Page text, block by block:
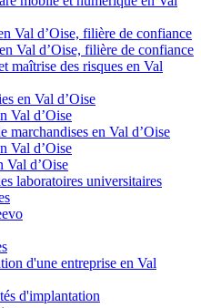
Val d’Oise, filière de confiance
Val d’Oise, filière de confiance
maîtrise des risques en Val
en Val d’Oise
Val d’Oise
marchandises en Val d’Oise
Val d’Oise
Val d’Oise
laboratoires universitaires
d'une entreprise en Val
d'implantation